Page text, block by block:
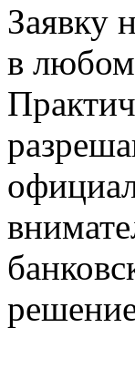
Заявку
в